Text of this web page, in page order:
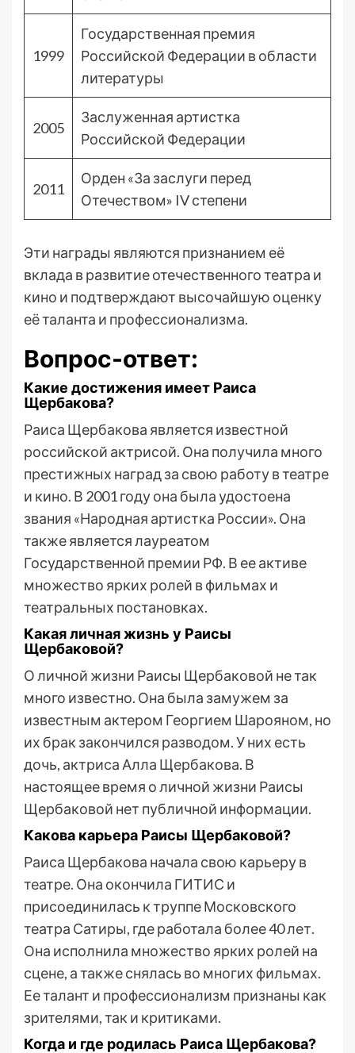
1999
Государственная премия
Российской Федерации в области
литературы
2005
Заслуженная артистка
Российской Федерации
2011
Орден «За заслуги перед
Отечеством» IV степени
Эти награды являются признанием её
вклада в развитие отечественного театра и
кино и подтверждают высочайшую оценку
её таланта и профессионализма.
Вопрос-ответ:
Какие достижения имеет Раиса
Щербакова?
Раиса Щербакова является известной
российской актрисой. Она получила много
престижных наград за свою работу в театре
и кино. В 2001 году она была удостоена
звания «Народная артистка России». Она
также является лауреатом
Государственной премии РФ. В ее активе
множество ярких ролей в фильмах и
театральных постановках.
Какая личная жизнь у Раисы
Щербаковой?
О личной жизни Раисы Щербаковой не так
много известно. Она была замужем за
известным актером Георгием Шарояном, но
их брак закончился разводом. У них есть
дочь, актриса Алла Щербакова. В
настоящее время о личной жизни Раисы
Щербаковой нет публичной информации.
Какова карьера Раисы Щербаковой?
Раиса Щербакова начала свою карьеру в
театре. Она окончила ГИТИС и
присоединилась к труппе Московского
театра Сатиры, где работала более 40 лет.
Она исполнила множество ярких ролей на
сцене, а также снялась во многих фильмах.
Ее талант и профессионализм признаны как
зрителями, так и критиками.
Когда и где родилась Раиса Щербакова?